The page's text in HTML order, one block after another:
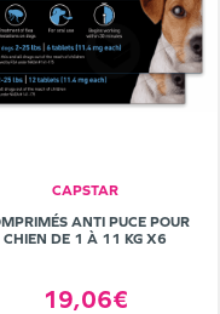
CAPSTAR
ANTI PUCE POUR
CHIEN DE 1 À 11 KG X6
19,06€